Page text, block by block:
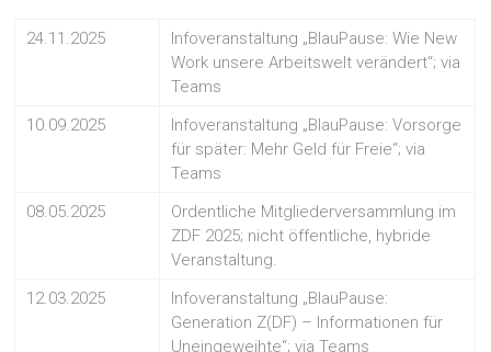
24.11.2025
Infoveranstaltung „BlauPause: Wie New
Work unsere Arbeitswelt verändert“; via
Teams
10.09.2025
Infoveranstaltung „BlauPause: Vorsorge
für später: Mehr Geld für Freie“; via
Teams
08.05.2025
Ordentliche Mitgliederversammlung im
ZDF 2025; nicht öffentliche, hybride
Veranstaltung.
12.03.2025
Infoveranstaltung „BlauPause:
Generation Z(DF) – Informationen für
Uneingeweihte“; via Teams